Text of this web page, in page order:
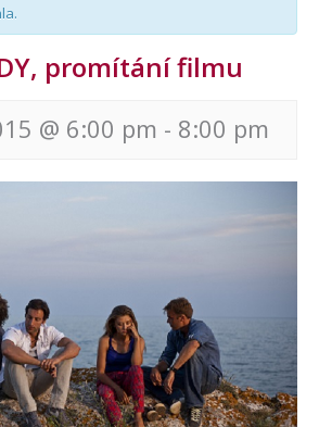
promítání filmu
@ 6:00 pm - 8:00 pm